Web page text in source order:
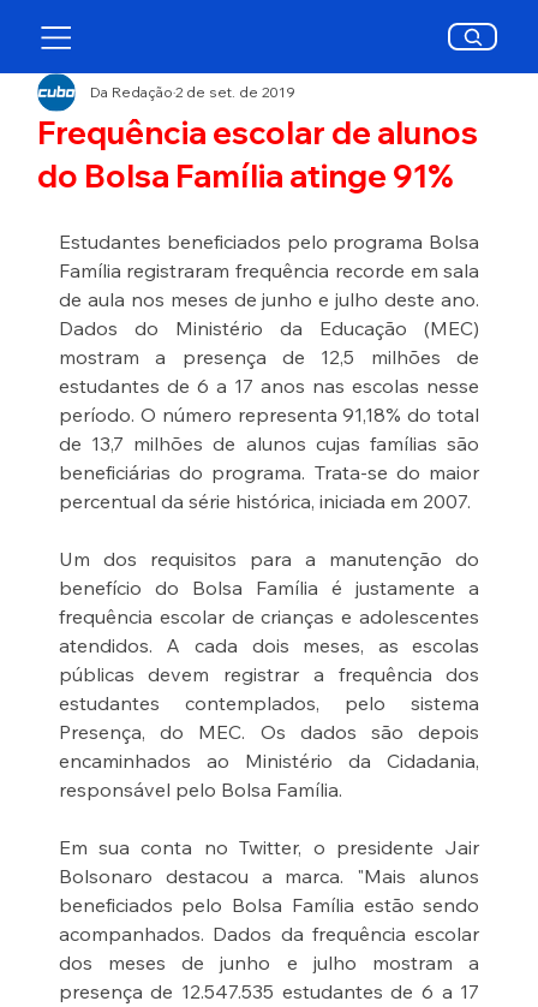
Frequência escolar de alunos
do Bolsa Família atinge 91%
Da Redação2 de set. de 2019
Estudantes beneficiados pelo programa Bolsa
Família registraram frequência recorde em sala
de aula nos meses de junho e julho deste ano.
Dados do Ministério da Educação (MEC)
mostram a presença de 12,5 milhões de
estudantes de 6 a 17 anos nas escolas nesse
período. O número representa 91,18% do total
de 13,7 milhões de alunos cujas famílias são
beneficiárias do programa. Trata-se do maior
percentual da série histórica, iniciada em 2007.
Um dos requisitos para a manutenção do
benefício do Bolsa Família é justamente a
frequência escolar de crianças e adolescentes
atendidos. A cada dois meses, as escolas
públicas devem registrar a frequência dos
estudantes contemplados, pelo sistema
Presença, do MEC. Os dados são depois
encaminhados ao Ministério da Cidadania,
responsável pelo Bolsa Família.
Em sua conta no Twitter, o presidente Jair
Bolsonaro destacou a marca. "Mais alunos
beneficiados pelo Bolsa Família estão sendo
acompanhados. Dados da frequência escolar
dos meses de junho e julho mostram a
presença de 12.547.535 estudantes de 6 a 17